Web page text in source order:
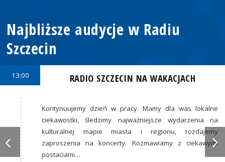
Najbliższe audycje w Radiu
Szczecin
13:00 RADIO SZCZECIN NA WAKACJACH
Kontynuujemy dzień w pracy. Mamy dla was lokalne
ciekawostki, śledzimy najważniejsze wydarzenia na
kulturalnej mapie miasta i regionu, rozdajemy
zaproszenia na koncerty. Rozmawiamy z ciekawymi
postaciami…